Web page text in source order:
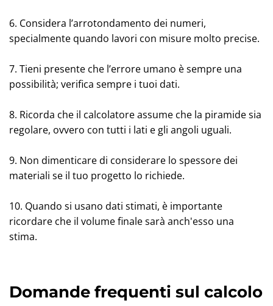
6. Considera l’arrotondamento dei numeri,
specialmente quando lavori con misure molto precise.
7. Tieni presente che l’errore umano è sempre una
possibilità; verifica sempre i tuoi dati.
8. Ricorda che il calcolatore assume che la piramide sia
regolare, ovvero con tutti i lati e gli angoli uguali.
9. Non dimenticare di considerare lo spessore dei
materiali se il tuo progetto lo richiede.
10. Quando si usano dati stimati, è importante
ricordare che il volume finale sarà anch'esso una
stima.
Domande frequenti sul calcolo